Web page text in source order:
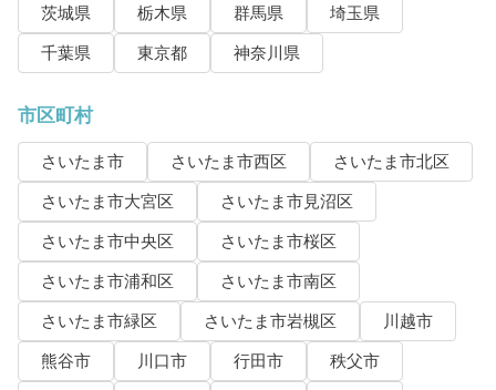
茨城県 栃木県 群馬県
埼玉県
千葉県
東京都 神奈川県
市区町村
さいたま市 さいたま市西区
さいたま市北区
さいたま市大宮区
さいたま市見沼区
さいたま市中央区
さいたま市桜区
さいたま市浦和区
さいたま市南区
さいたま市緑区
さいたま市岩槻区
川越市
熊谷市
川口市 行田市
秩父市